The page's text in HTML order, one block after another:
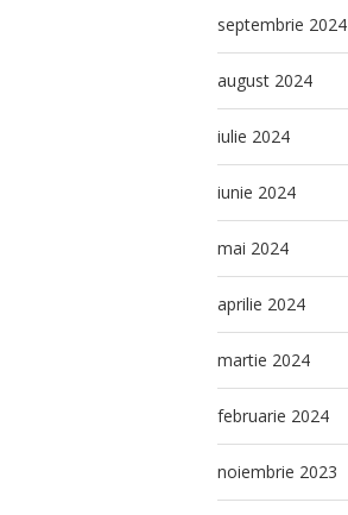
septembrie 2024
august 2024
iulie 2024
iunie 2024
mai 2024
aprilie 2024
martie 2024
februarie 2024
noiembrie 2023